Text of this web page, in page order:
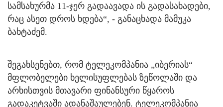
სამსახურმა 11-ჯერ გადაავადა ის გადასახადები,
რაც ასეთ დროს ხდება“, - განაცხადა მამუკა
ბახტაძემ.
შეგახსენებთ, რომ ტელეკომპანია „იბერიას“
მფლობელები ხელისუფლებას ზეწოლაში და
არხისთვის მთავარი ფინანსური წყაროს
გადაკეტვაში ადანაშაულებენ. ტელეკომპანია